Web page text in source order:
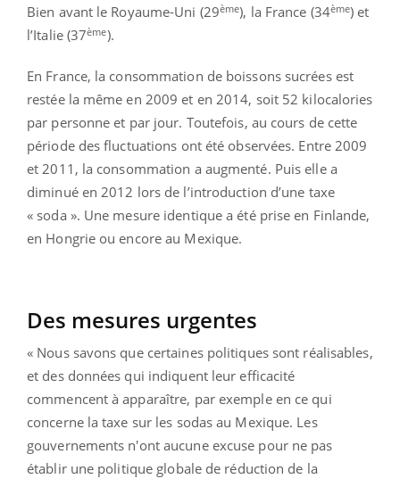
Bien avant le Royaume-Uni (29ème), la France (34ème) et
l’Italie (37ème).
En France, la consommation de boissons sucrées est
restée la même en 2009 et en 2014, soit 52 kilocalories
par personne et par jour. Toutefois, au cours de cette
période des fluctuations ont été observées. Entre 2009
et 2011, la consommation a augmenté. Puis elle a
diminué en 2012 lors de l’introduction d’une taxe
« soda ». Une mesure identique a été prise en Finlande,
en Hongrie ou encore au Mexique.
Des mesures urgentes
« Nous savons que certaines politiques sont réalisables,
et des données qui indiquent leur efficacité
commencent à apparaître, par exemple en ce qui
concerne la taxe sur les sodas au Mexique. Les
gouvernements n'ont aucune excuse pour ne pas
établir une politique globale de réduction de la